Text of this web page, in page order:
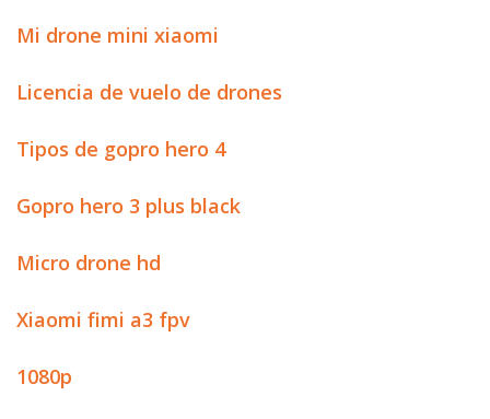
Mi drone mini xiaomi
Licencia de vuelo de drones
Tipos de gopro hero 4
Gopro hero 3 plus black
Micro drone hd
Xiaomi fimi a3 fpv
1080p